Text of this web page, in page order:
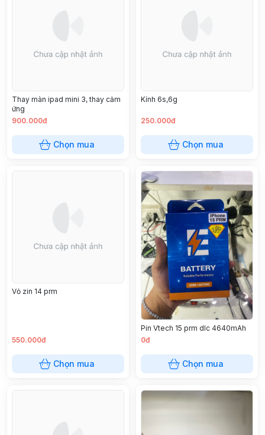
Thay màn ipad mini 3, thay cảm
ứng
900.000đ
Chọn mua
Kính 6s,6g
250.000đ
Chọn mua
Vỏ zin 14 prm
550.000đ
Chọn mua
Pin Vtech 15 prm dlc 4640mAh
0đ
Chọn mua